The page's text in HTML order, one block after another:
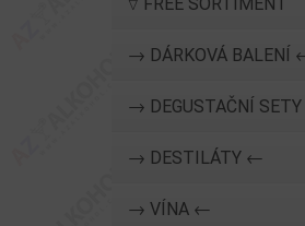
→ DÁRKOVÁ BALENÍ
→ DEGUSTAČNÍ
→ DESTILÁTY ←
→ VÍNA ←